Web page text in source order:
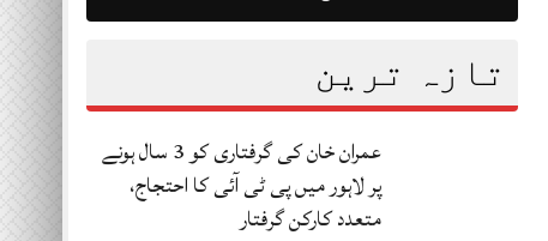
تازہ ترین
عمران خان کی گرفتاری کو 3 سال ہونے
پر لاہور میں پی ٹی آئی کا احتجاج،
متعدد کارکن گرفتار